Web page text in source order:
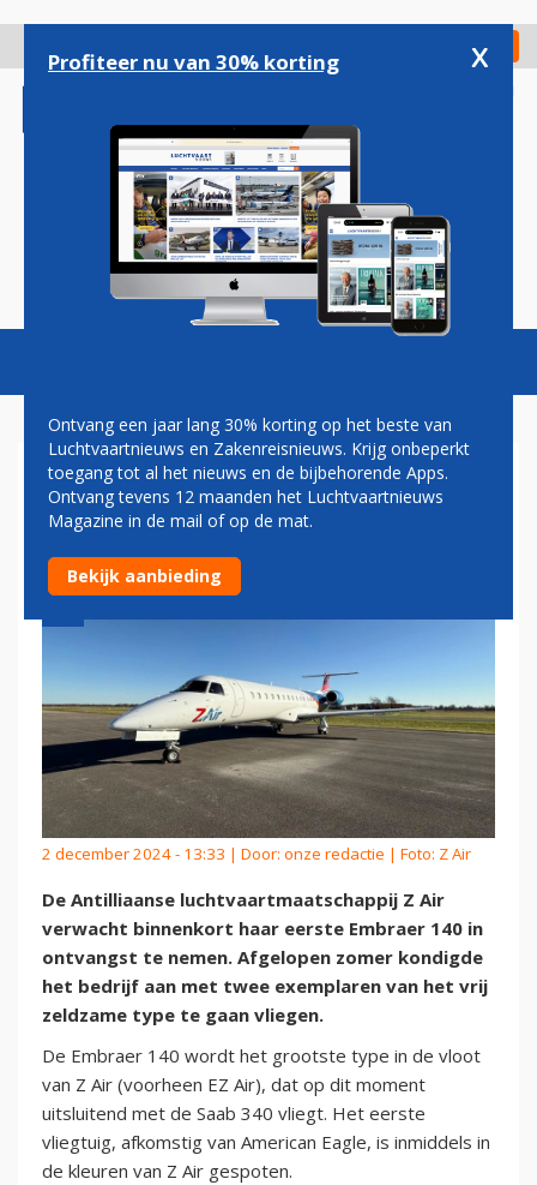
gaan
Check in
Magazine Podcasts Vacatures
EERSTE EMBRAER 140 VOOR
Z AIR IN DE STARTBLOKKEN
2 december 2024 - 13:33 | Door: onze redactie | Foto: Z Air
De Antilliaanse luchtvaartmaatschappij Z Air
verwacht binnenkort haar eerste Embraer 140 in
ontvangst te nemen. Afgelopen zomer kondigde
het bedrijf aan met twee exemplaren van het vrij
zeldzame type te gaan vliegen.
De Embraer 140 wordt het grootste type in de vloot
van Z Air (voorheen EZ Air), dat op dit moment
uitsluitend met de Saab 340 vliegt. Het eerste
vliegtuig, afkomstig van American Eagle, is inmiddels in
de kleuren van Z Air gespoten.
Profiteer nu van 30% korting x
Ontvang een jaar lang 30% korting op het beste van
Luchtvaartnieuws en Zakenreisnieuws. Krijg onbeperkt
toegang tot al het nieuws en de bijbehorende Apps.
Ontvang tevens 12 maanden het Luchtvaartnieuws
Magazine in de mail of op de mat.
Bekijk aanbieding